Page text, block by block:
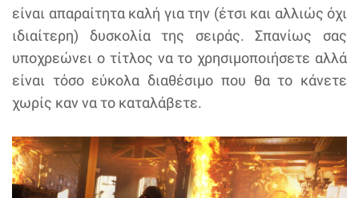
είναι απαραίτητα καλή για την (έτσι και αλλιώς όχι
ιδιαίτερη) δυσκολία της σειράς. Σπανίως σας
υποχρεώνει ο τίτλος να το χρησιμοποιήσετε αλλά
είναι τόσο εύκολα διαθέσιμο που θα το κάνετε
χωρίς καν να το καταλάβετε.